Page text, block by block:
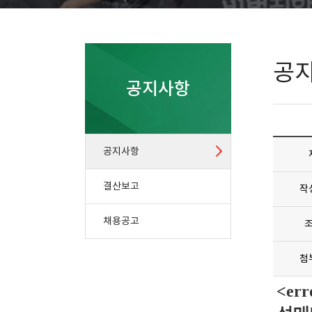
공지사항
공지사항
결산보고
채용공고
공
작
첨